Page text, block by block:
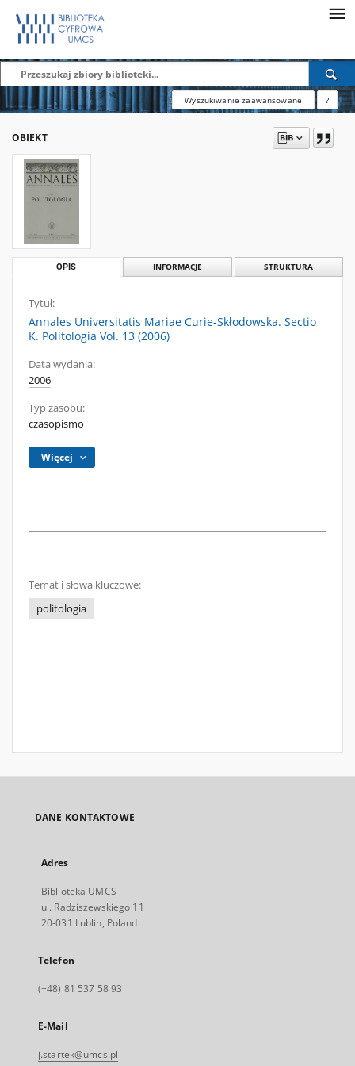
Wyszukiwanie zaawansowane ?
OBIEKT
OPIS INFORMACJE STRUKTURA
Tytuł:
Annales Universitatis Mariae Curie-Skłodowska. Sectio
K. Politologia Vol. 13 (2006)
Data wydania:
2006
Typ zasobu:
czasopismo
Więcej
Temat i słowa kluczowe:
politologia
DANE KONTAKTOWE
Adres
Biblioteka UMCS
ul. Radziszewskiego 11
20-031 Lublin, Poland
Telefon
(+48) 81 537 58 93
E-Mail
j.startek@umcs.pl